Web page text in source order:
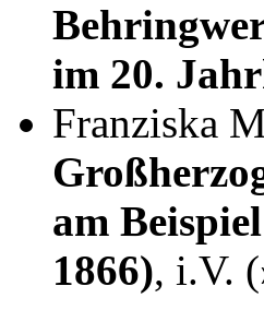
im 20.
Franziska
am
1866), i.V.